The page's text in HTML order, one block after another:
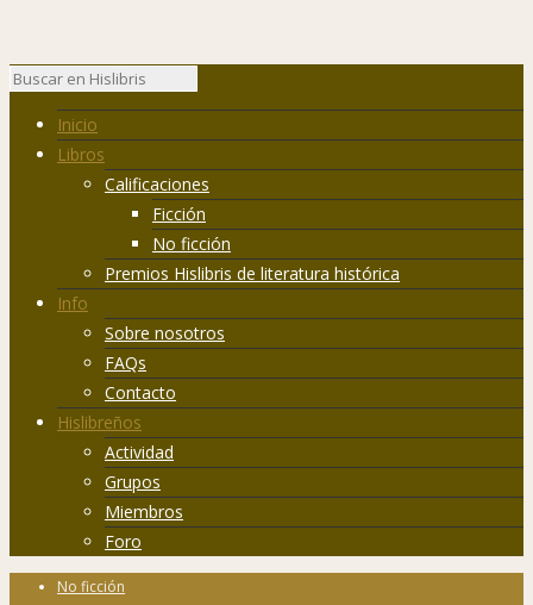
Inicio
Libros
Calificaciones
Ficción
No ficción
Premios Hislibris de literatura histórica
Info
Sobre nosotros
FAQs
Contacto
Hislibreños
Actividad
Grupos
Miembros
Foro
No ficción